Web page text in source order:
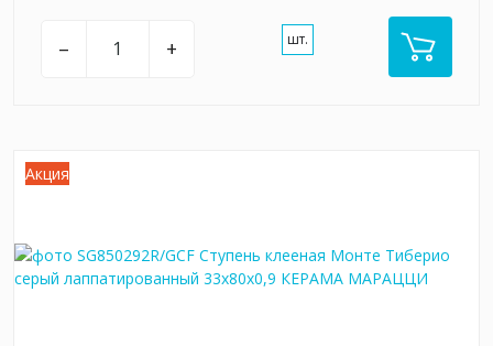
– + шт.
Акция